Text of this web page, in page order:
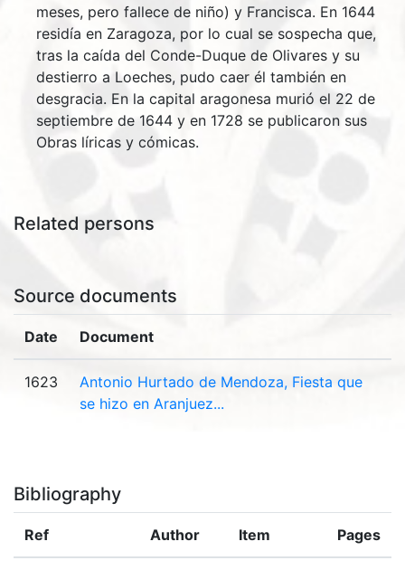
meses, pero fallece de niño) y Francisca. En 1644
residía en Zaragoza, por lo cual se sospecha que,
tras la caída del Conde-Duque de Olivares y su
destierro a Loeches, pudo caer él también en
desgracia. En la capital aragonesa murió el 22 de
septiembre de 1644 y en 1728 se publicaron sus
Obras líricas y cómicas.
Related persons
Source documents
Date Document
1623
Antonio Hurtado de Mendoza, Fiesta que
se hizo en Aranjuez...
Bibliography
Ref Author Item Pages